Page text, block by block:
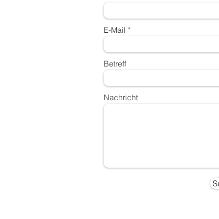
E-Mail
Betreff
Nachricht